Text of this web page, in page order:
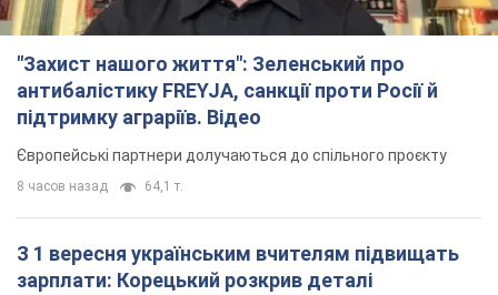
"Захист нашого життя": Зеленський про
антибалістику FREYJA, санкції проти Росії й
підтримку аграріїв. Відео
Європейські партнери долучаються до спільного проєкту
8 часов назад 64,1 т.
З 1 вересня українським вчителям підвищать
зарплати: Корецький розкрив деталі